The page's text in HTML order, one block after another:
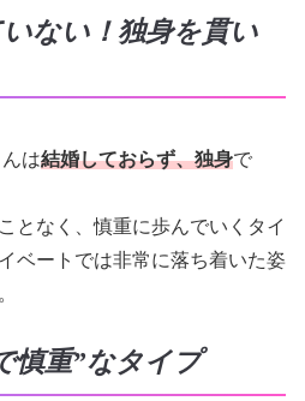
ない！独身を貫い
は結婚しておらず、独身で
となく、慎重に歩んでいくタイ
ベートでは非常に落ち着いた姿
慎重”なタイプ